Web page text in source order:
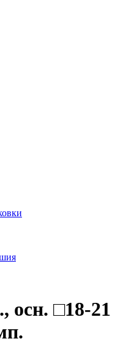
осн. □18-21